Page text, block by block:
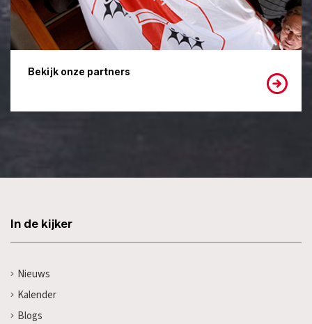
Bekijk onze partners
In de kijker
Nieuws
Kalender
Blogs